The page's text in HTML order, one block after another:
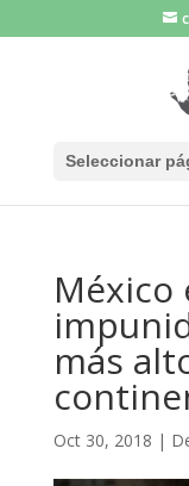
Seleccionar
México
más
Oct 30, 2018 |